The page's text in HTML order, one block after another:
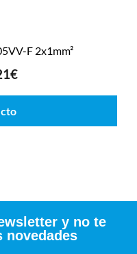
F 2x1mm²
€
y no te
novedades